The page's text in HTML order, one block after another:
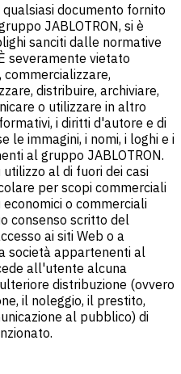
documento fornito
JABLOTRON, si è
sanciti dalle normative
severamente vietato
distribuire, archiviare,
o utilizzare in altro
i diritti d'autore e di
le immagini, i nomi, i loghi e i
al gruppo JABLOTRON.
al di fuori dei casi
per scopi commerciali
o commerciali
consenso scritto del
ai siti Web o a
società appartenenti al
all'utente alcuna
distribuzione (ovvero
il noleggio, il prestito,
al pubblico) di